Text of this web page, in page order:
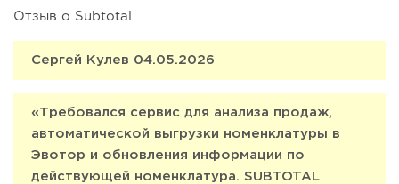
Отзыв о Subtotal
Сергей Кулев 04.05.2026
«Требовался сервис для анализа продаж,
автоматической выгрузки номенклатуры в
Эвотор и обновления информации по
действующей номенклатура. SUBTOTAL